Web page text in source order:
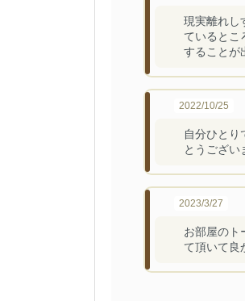
現実離れし
ているとこ
することが
2022/10/25
自分ひとり
とうござい
2023/3/27
お部屋のト
て頂いて